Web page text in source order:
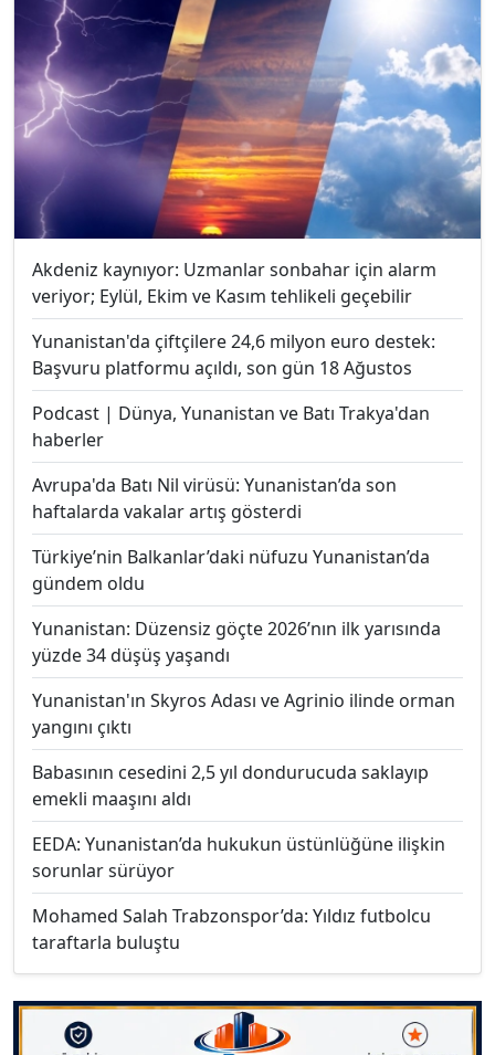
Akdeniz kaynıyor: Uzmanlar sonbahar için alarm
veriyor; Eylül, Ekim ve Kasım tehlikeli geçebilir
Yunanistan'da çiftçilere 24,6 milyon euro destek:
Başvuru platformu açıldı, son gün 18 Ağustos
Podcast | Dünya, Yunanistan ve Batı Trakya'dan
haberler
Avrupa'da Batı Nil virüsü: Yunanistan’da son
haftalarda vakalar artış gösterdi
Türkiye’nin Balkanlar’daki nüfuzu Yunanistan’da
gündem oldu
Yunanistan: Düzensiz göçte 2026’nın ilk yarısında
yüzde 34 düşüş yaşandı
Yunanistan'ın Skyros Adası ve Agrinio ilinde orman
yangını çıktı
Babasının cesedini 2,5 yıl dondurucuda saklayıp
emekli maaşını aldı
EEDA: Yunanistan’da hukukun üstünlüğüne ilişkin
sorunlar sürüyor
Mohamed Salah Trabzonspor’da: Yıldız futbolcu
taraftarla buluştu